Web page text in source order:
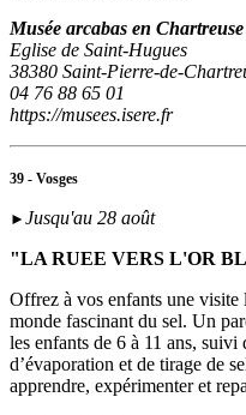
Musée arcabas en Chartreuse
Eglise de Saint-Hugues
38380 Saint-Pierre-de-
04 76 88 65 01
https://musees.isere.fr
39 - Vosges
► Jusqu'au 28 août
"LA RUEE VERS L'OR
Offrez à vos enfants une
monde fascinant du sel. Un
les enfants de 6 à 11 ans,
d’évaporation et de tirage de
apprendre, expérimenter et